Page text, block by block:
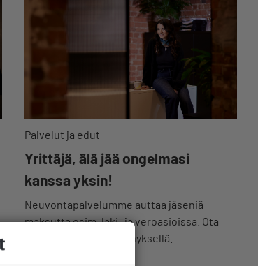
Palvelut ja edut
Yrittäjä, älä jää ongelmasi
kanssa yksin!
Neuvontapalvelumme auttaa jäseniä
maksutta esim. laki- ja veroasioissa. Ota
yhteyttä matalalla kynnyksellä.